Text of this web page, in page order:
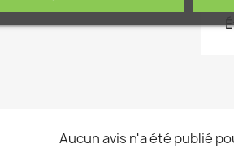
Aucun avis n'a été publié